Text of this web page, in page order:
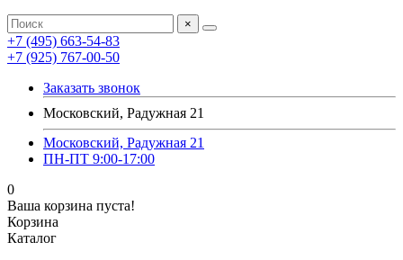
×
+7 (495) 663-54-83
+7 (925) 767-00-50
Заказать звонок
Московский, Радужная 21
Московский, Радужная 21
ПН-ПТ 9:00-17:00
0
Ваша корзина пуста!
Корзина
Каталог